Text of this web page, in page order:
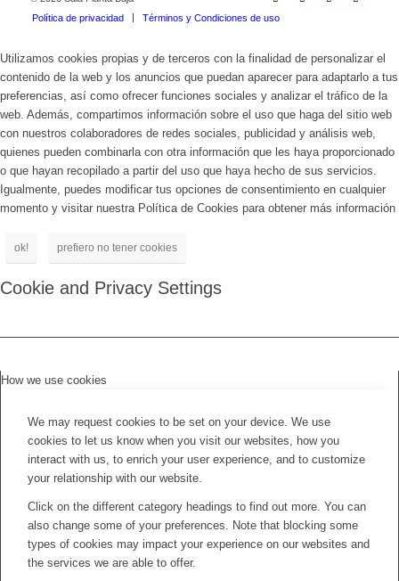
Política de privacidad
Términos y Condiciones de uso
Utilizamos cookies propias y de terceros con la finalidad de personalizar el
contenido de la web y los anuncios que puedan aparecer para adaptarlo a tus
preferencias, así como ofrecer funciones sociales y analizar el tráfico de la
web. Además, compartimos información sobre el uso que haga del sitio web
con nuestros colaboradores de redes sociales, publicidad y análisis web,
quienes pueden combinarla con otra información que les haya proporcionado
o que hayan recopilado a partir del uso que haya hecho de sus servicios.
Igualmente, puedes modificar tus opciones de consentimiento en cualquier
momento y visitar nuestra Política de Cookies para obtener más información
ok! prefiero no tener cookies
Cookie and Privacy Settings
How we use cookies
We may request cookies to be set on your device. We use
cookies to let us know when you visit our websites, how you
interact with us, to enrich your user experience, and to customize
your relationship with our website.
Click on the different category headings to find out more. You can
also change some of your preferences. Note that blocking some
types of cookies may impact your experience on our websites and
the services we are able to offer.